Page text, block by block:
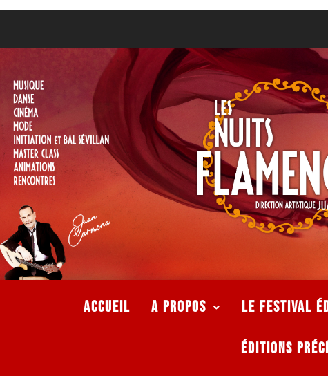
ACCUEIL A PROPOS LE FESTIVAL
ÉDITIONS